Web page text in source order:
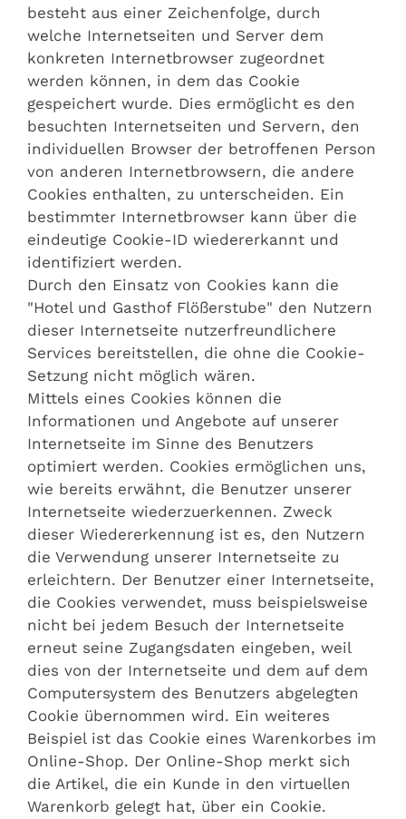
besteht aus einer Zeichenfolge, durch
welche Internetseiten und Server dem
konkreten Internetbrowser zugeordnet
werden können, in dem das Cookie
gespeichert wurde. Dies ermöglicht es den
besuchten Internetseiten und Servern, den
individuellen Browser der betroffenen Person
von anderen Internetbrowsern, die andere
Cookies enthalten, zu unterscheiden. Ein
bestimmter Internetbrowser kann über die
eindeutige Cookie-ID wiedererkannt und
identifiziert werden.
Durch den Einsatz von Cookies kann die
"Hotel und Gasthof Flößerstube" den Nutzern
dieser Internetseite nutzerfreundlichere
Services bereitstellen, die ohne die Cookie-
Setzung nicht möglich wären.
Mittels eines Cookies können die
Informationen und Angebote auf unserer
Internetseite im Sinne des Benutzers
optimiert werden. Cookies ermöglichen uns,
wie bereits erwähnt, die Benutzer unserer
Internetseite wiederzuerkennen. Zweck
dieser Wiedererkennung ist es, den Nutzern
die Verwendung unserer Internetseite zu
erleichtern. Der Benutzer einer Internetseite,
die Cookies verwendet, muss beispielsweise
nicht bei jedem Besuch der Internetseite
erneut seine Zugangsdaten eingeben, weil
dies von der Internetseite und dem auf dem
Computersystem des Benutzers abgelegten
Cookie übernommen wird. Ein weiteres
Beispiel ist das Cookie eines Warenkorbes im
Online-Shop. Der Online-Shop merkt sich
die Artikel, die ein Kunde in den virtuellen
Warenkorb gelegt hat, über ein Cookie.